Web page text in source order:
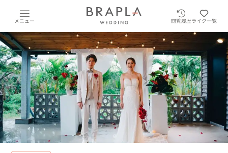
メニュー 閲覧履歴ライク一覧